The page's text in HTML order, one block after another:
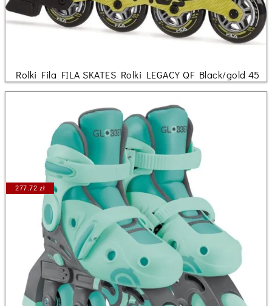
Rolki Fila FILA SKATES Rolki LEGACY QF Black/gold 45
277.72 zł